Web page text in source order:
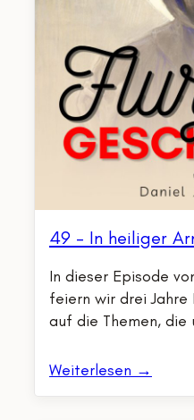
49 – In heiliger
In dieser Episode
feiern wir drei
auf die Themen, die
Weiterlesen →